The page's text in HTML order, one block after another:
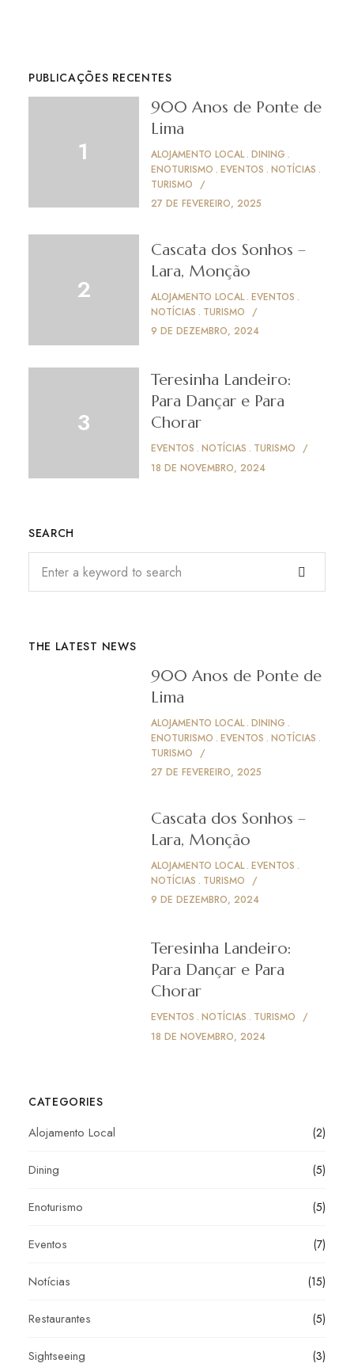
PUBLICAÇÕES RECENTES
900 Anos de Ponte de
Lima
ALOJAMENTO LOCAL DINING
ENOTURISMO EVENTOS NOTÍCIAS
TURISMO
27 DE FEVEREIRO, 2025
Cascata dos Sonhos –
Lara, Monção
ALOJAMENTO LOCAL EVENTOS
NOTÍCIAS
TURISMO
9 DE DEZEMBRO, 2024
Teresinha Landeiro:
Para Dançar e Para
Chorar
EVENTOS NOTÍCIAS
TURISMO
18 DE NOVEMBRO, 2024
SEARCH
THE LATEST NEWS
900 Anos de Ponte de
Lima
ALOJAMENTO LOCAL DINING
ENOTURISMO EVENTOS NOTÍCIAS
TURISMO
27 DE FEVEREIRO, 2025
Cascata dos Sonhos –
Lara, Monção
ALOJAMENTO LOCAL EVENTOS
NOTÍCIAS
TURISMO
9 DE DEZEMBRO, 2024
Teresinha Landeiro:
Para Dançar e Para
Chorar
EVENTOS NOTÍCIAS
TURISMO
18 DE NOVEMBRO, 2024
CATEGORIES
Alojamento Local (2)
Dining (5)
Enoturismo (5)
Eventos (7)
Notícias (15)
Restaurantes (5)
Sightseeing (3)